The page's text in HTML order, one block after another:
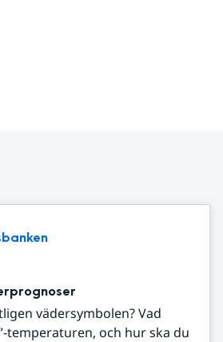
vädersymbolen? Vad
temperaturen, och hur ska du